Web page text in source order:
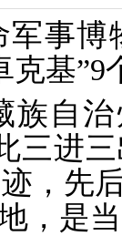
军事
克基
族自
三进
，先
，是